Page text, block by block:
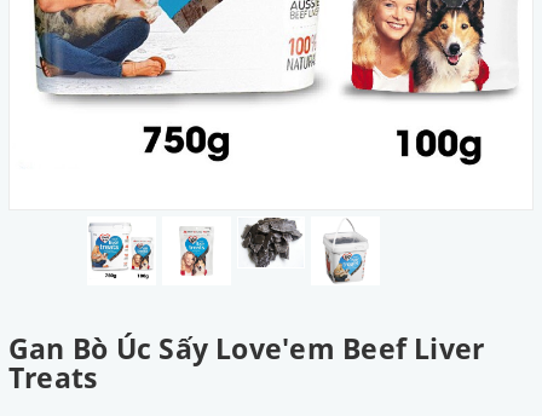
Gan Bò Úc Sấy Love'em Beef Liver
Treats